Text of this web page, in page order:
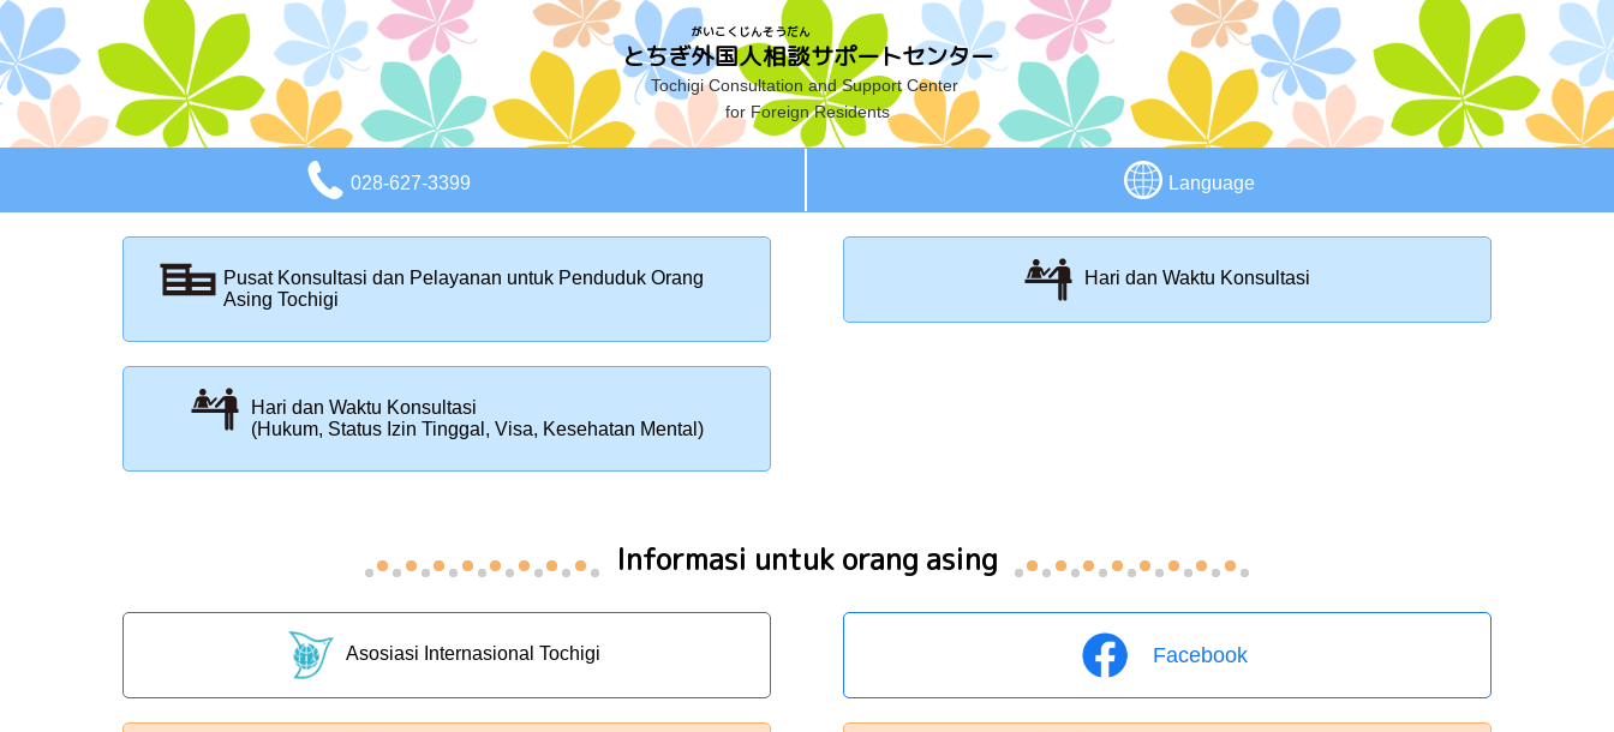
とちぎ外国人相談
がいこくじんそうだん
サポートセンター
Tochigi Consultation and Support Center
for Foreign Residents
028-627-3399 Language
Pusat Konsultasi dan Pelayanan untuk Penduduk Orang
Asing Tochigi
Hari dan Waktu Konsultasi
Hari dan Waktu Konsultasi
(Hukum, Status Izin Tinggal, Visa, Kesehatan Mental)
Informasi untuk orang asing
Asosiasi Internasional Tochigi Facebook